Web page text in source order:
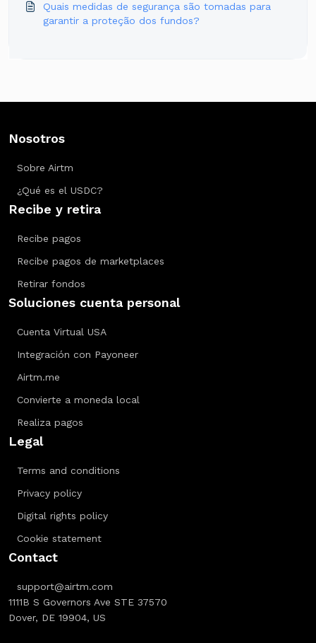
Quais medidas de segurança são tomadas para
garantir a proteção dos fundos?
Nosotros
Sobre Airtm
¿Qué es el USDC?
Recibe y retira
Recibe pagos
Recibe pagos de marketplaces
Retirar fondos
Soluciones cuenta personal
Cuenta Virtual USA
Integración con Payoneer
Airtm.me
Convierte a moneda local
Realiza pagos
Legal
Terms and conditions
Privacy policy
Digital rights policy
Cookie statement
Contact
support@airtm.com
1111B S Governors Ave STE 37570
Dover, DE 19904, US